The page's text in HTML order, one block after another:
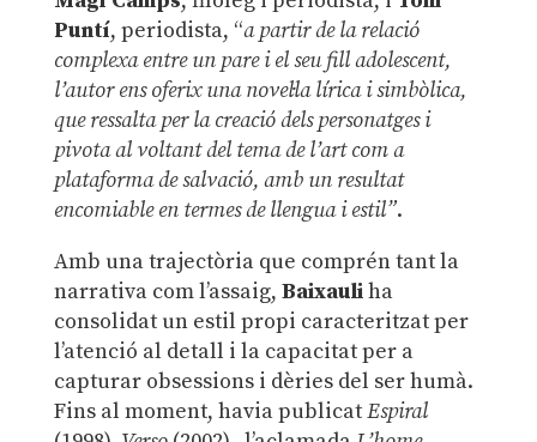
Puntí, periodista, “a partir de la relació
complexa entre un pare i el seu fill adolescent,
l’autor ens oferix una novel·la lírica i simbòlica,
que ressalta per la creació dels personatges i
pivota al voltant del tema de l’art com a
plataforma de salvació, amb un resultat
encomiable en termes de llengua i estil”.
Amb una trajectòria que comprén tant la
narrativa com l’assaig, Baixauliha
consolidat un estil propi caracteritzat per
l’atenció al detall i la capacitat per a
capturar obsessions i dèries del ser humà.
Fins al moment, havia publicatEspiral